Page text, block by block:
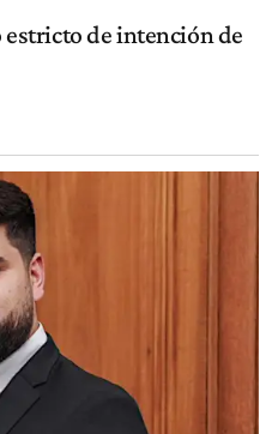
estricto de intención de